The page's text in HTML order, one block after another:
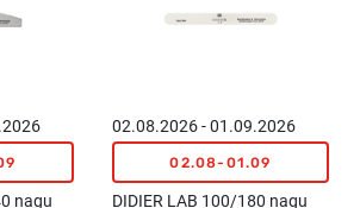
nagu
02.08.2026 - 01.09.2026
02.08-01.09
DIDIER LAB 100/180 nagu